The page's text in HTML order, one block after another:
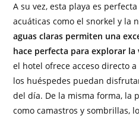
A su vez, esta playa es
acuáticas como el snorkel y la
aguas claras permiten una
hace perfecta para explorar la
el hotel ofrece acceso directo
los huéspedes puedan
del día. De la misma forma, la
como camastros y sombrillas,